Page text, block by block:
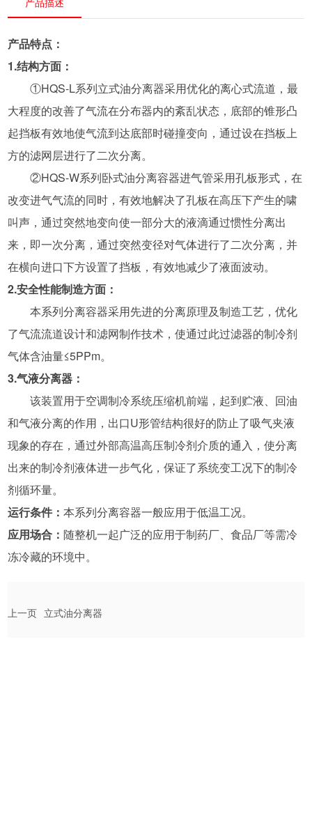
产品特点：
1.结构方面：
①HQS-L系列立式油分离器采用优化的离心式流道，最
大程度的改善了气流在分布器内的紊乱状态，底部的锥形凸
起挡板有效地使气流到达底部时碰撞变向，通过设在挡板上
方的滤网层进行了二次分离。
②HQS-W系列卧式油分离容器进气管采用孔板形式，在
改变进气气流的同时，有效地解决了孔板在高压下产生的啸
叫声，通过突然地变向使一部分大的液滴通过惯性分离出
来，即一次分离，通过突然变径对气体进行了二次分离，并
在横向进口下方设置了挡板，有效地减少了液面波动。
2.安全性能制造方面：
本系列分离容器采用先进的分离原理及制造工艺，优化
了气流流道设计和滤网制作技术，使通过此过滤器的制冷剂
气体含油量≤5PPm。
3.气液分离器：
该装置用于空调制冷系统压缩机前端，起到贮液、回油
和气液分离的作用，出口U形管结构很好的防止了吸气夹液
现象的存在，通过外部高温高压制冷剂介质的通入，使分离
出来的制冷剂液体进一步气化，保证了系统变工况下的制冷
剂循环量。
运行条件：本系列分离容器一般应用于低温工况。
应用场合：随整机一起广泛的应用于制药厂、食品厂等需冷
冻冷藏的环境中。
上一页 立式油分离器